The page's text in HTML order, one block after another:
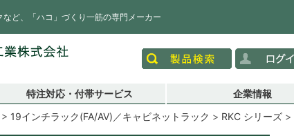
ど、「ハコ」づくり一筋の専門メーカー
特注対応・付帯サービス 企業情報
19インチラック(FA/AV)／キャビネットラック RKC シリーズ